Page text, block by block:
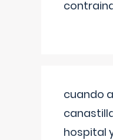
cuando
hospital